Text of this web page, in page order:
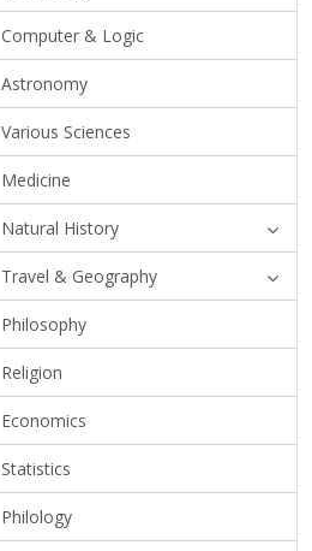
Computer & Logic
Astronomy
Various Sciences
Medicine
Natural History
Travel & Geography
Philosophy
Religion
Economics
Statistics
Philology